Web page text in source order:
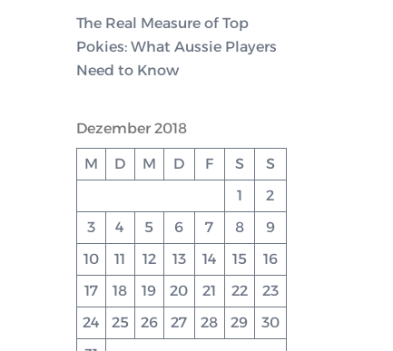
The Real Measure of Top
Pokies: What Aussie Players
Need to Know
Dezember 2018
M D M D F S
S
1
2
3
4 5 6 7 8
9
10
11 12 13 14 15
16
17
18 19 20 21 22
23
24
25 26 27 28 29
30